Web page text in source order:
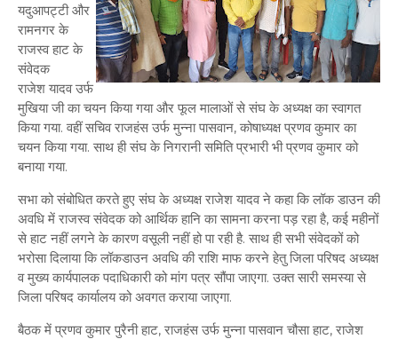
यदुआपट्टी और
रामनगर के
राजस्व हाट के
संवेदक
राजेश यादव उर्फ
मुखिया जी का चयन किया गया और फूल मालाओं से संघ के अध्यक्ष का स्वागत
किया गया. वहीं सचिव राजहंस उर्फ मुन्ना पासवान, कोषाध्यक्ष प्रणव कुमार का
चयन किया गया. साथ ही संघ के निगरानी समिति प्रभारी भी प्रणव कुमार को
बनाया गया.
सभा को संबोधित करते हुए संघ के अध्यक्ष राजेश यादव ने कहा कि लॉक डाउन की
अवधि में राजस्व संवेदक को आर्थिक हानि का सामना करना पड़ रहा है, कई महीनों
से हाट नहीं लगने के कारण वसूली नहीं हो पा रही है. साथ ही सभी संवेदकों को
भरोसा दिलाया कि लॉकडाउन अवधि की राशि माफ करने हेतु जिला परिषद अध्यक्ष
व मुख्य कार्यपालक पदाधिकारी को मांग पत्र सौंपा जाएगा. उक्त सारी समस्या से
जिला परिषद कार्यालय को अवगत कराया जाएगा.
बैठक में प्रणव कुमार पुरैनी हाट, राजहंस उर्फ मुन्ना पासवान चौसा हाट, राजेश